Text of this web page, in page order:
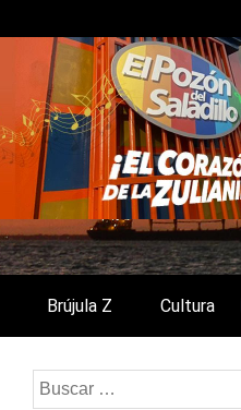
Brújula Z Cultura
Buscar: